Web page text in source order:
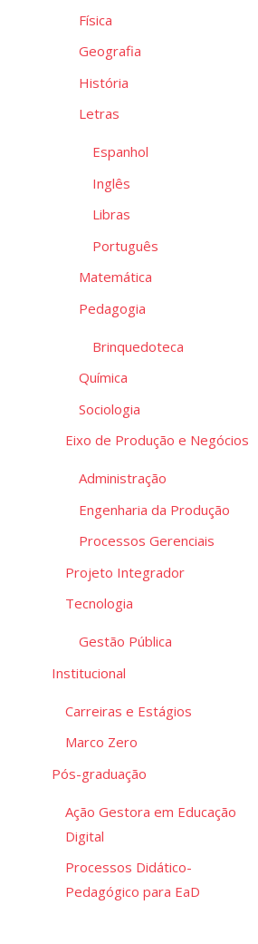
Física
Geografia
História
Letras
Espanhol
Inglês
Libras
Português
Matemática
Pedagogia
Brinquedoteca
Química
Sociologia
Eixo de Produção e Negócios
Administração
Engenharia da Produção
Processos Gerenciais
Projeto Integrador
Tecnologia
Gestão Pública
Institucional
Carreiras e Estágios
Marco Zero
Pós-graduação
Ação Gestora em Educação
Digital
Processos Didático-
Pedagógico para EaD